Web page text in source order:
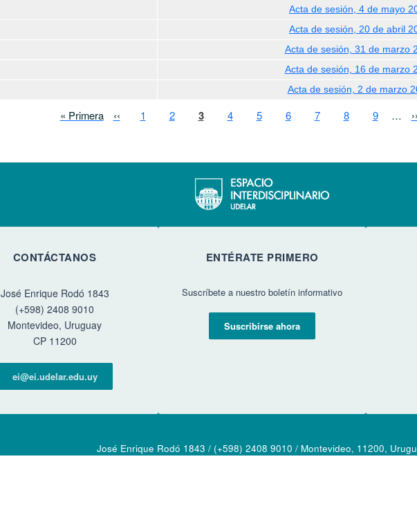
Acta de sesión, 4 de mayo
Acta de sesión, 20 de abril
Acta de sesión, 31 de marzo
Acta de sesión, 16 de marzo
Acta de sesión, 2 de marzo
Primera página
« Primera Página anterior
‹‹ Page
1 Page
2 Página actual
3 Page
4 Page
5 Page
6 Page
7 Page
8 Page
9 … ››
CONTÁCTANOS
José Enrique Rodó 1843
(+598) 2408 9010
Montevideo, Uruguay
CP 11200
ei@ei.udelar.edu.uy
ENTÉRATE PRIMERO
Suscríbete a nuestro boletín informativo
Suscribirse ahora
José Enrique Rodó 1843 / (+598) 2408 9010 / Montevideo, 11200,